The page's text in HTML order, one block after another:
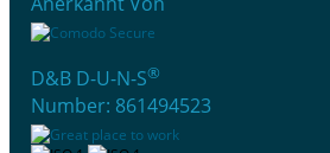
D&B D-U-N-S®
Number: 861494523